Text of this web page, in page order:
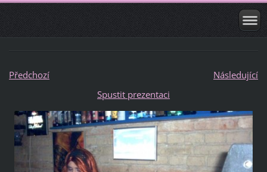
Předchozí
Následující
Spustit prezentaci